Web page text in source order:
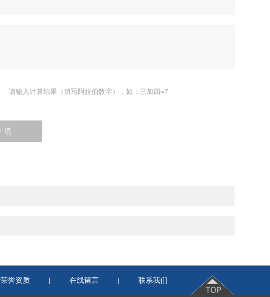
请输入计算结果（填写阿拉伯数字），如：三加四=7
荣誉资质 | 在线留言 | 联系我们